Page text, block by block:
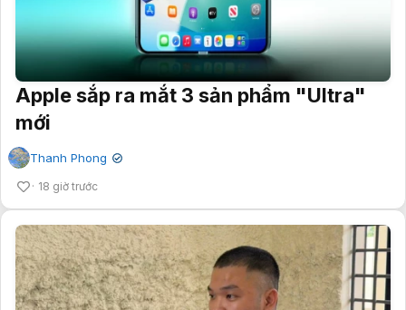
Apple sắp ra mắt 3 sản phẩm "Ultra"
mới
Thanh Phong ✔
18 giờ trước